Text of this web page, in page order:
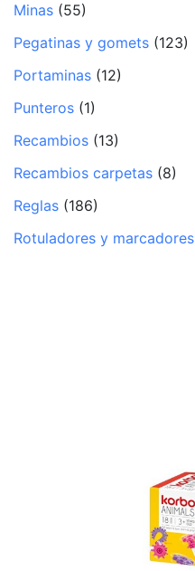
Minas (55)
Pegatinas y gomets (123)
Portaminas (12)
Punteros (1)
Recambios (13)
Recambios carpetas (8)
Reglas (186)
Rotuladores y marcadores